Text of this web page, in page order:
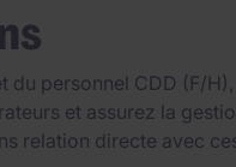
du personnel CDD (F/
et assurez la
relation directe avec